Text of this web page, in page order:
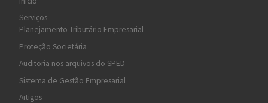
Serviços
Planejamento Tributário Empresarial
Proteção Societária
Auditoria nos arquivos do SPED
Sistema de Gestão Empresarial
Artigos